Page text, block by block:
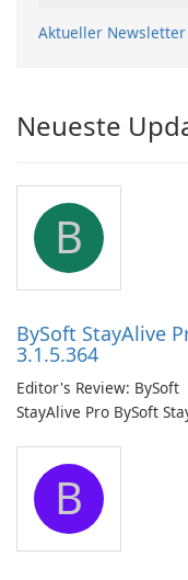
Aktueller Newsletter
Neueste
B
BySoft StayAlive
3.1.5.364
Editor's Review: BySoft
StayAlive Pro BySoft StayAlive
application designed to
ensure the continuous
uninterrupted operation
your computer system.
B